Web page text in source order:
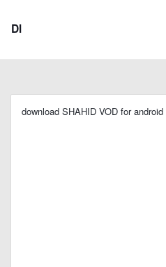
Dl
download SHAHID VOD for android